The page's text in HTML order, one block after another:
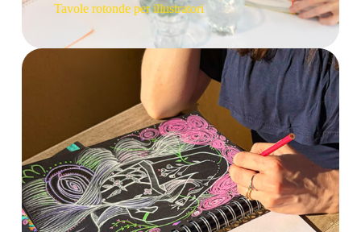
Tavole rotonde per illustratori